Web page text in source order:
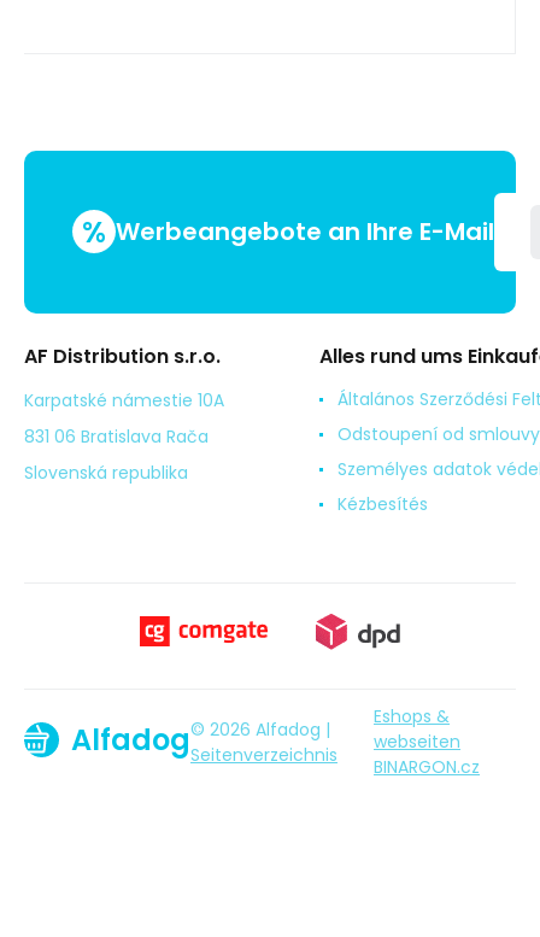
% Werbeangebote an Ihre E-Mail
AF Distribution s.r.o.
Karpatské námestie 10A
831 06 Bratislava Rača
Slovenská republika
Alles rund ums
Általános Szerződési
Odstoupení od smlouvy
Személyes adatok
Kézbesítés
Alfadog© 2026 Alfadog |
Seitenverzeichnis
Eshops &
webseiten
BINARGON.cz